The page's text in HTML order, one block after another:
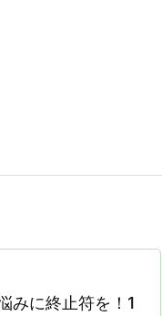
みに終止符を！1